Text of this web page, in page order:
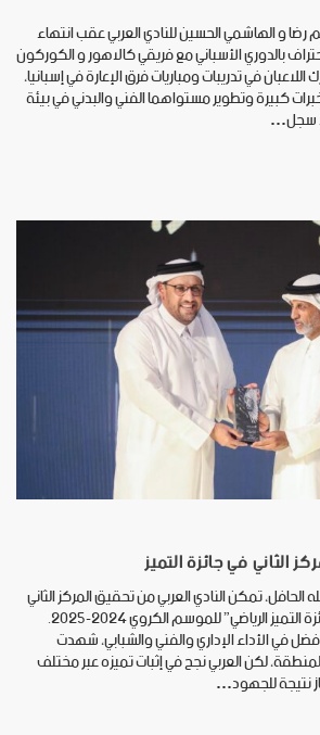
رضا و الهاشمي الحسين للنادي العربي عقب انتهاء
بالدوري الأسباني مع فريقي كالاهور و الكوركون
في تدريبات ومباريات فرق الإعارة في إسبانيا،
كبيرة وتطوير مستواهما الفني والبدني في بيئة
سجل…
الثاني في جائزة التميز
تمكن النادي العربي من تحقيق المركز الثاني
على مستوى الأندية في “جائزة التميز الرياضي” للموسم الكروي 2024-2025.
في الأداء الإداري والفني والشبابي، شهدت
لكن العربي نجح في إثبات تميزه عبر مختلف
نتيجة للجهود…